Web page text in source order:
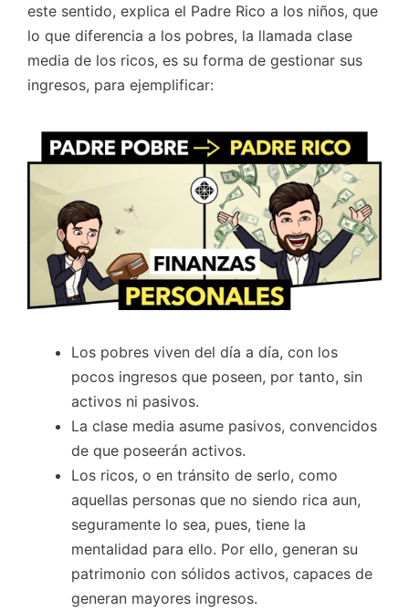
este sentido, explica el Padre Rico a los niños, que
lo que diferencia a los pobres, la llamada clase
media de los ricos, es su forma de gestionar sus
ingresos, para ejemplificar:
Los pobres viven del día a día, con los
pocos ingresos que poseen, por tanto, sin
activos ni pasivos.
La clase media asume pasivos, convencidos
de que poseerán activos.
Los ricos, o en tránsito de serlo, como
aquellas personas que no siendo rica aun,
seguramente lo sea, pues, tiene la
mentalidad para ello. Por ello, generan su
patrimonio con sólidos activos, capaces de
generan mayores ingresos.